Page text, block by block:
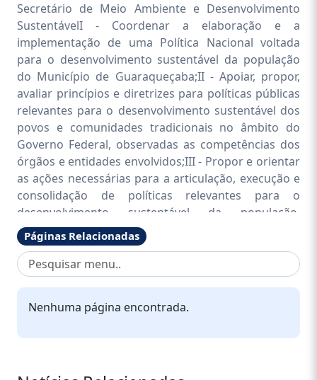
Secretário de Meio Ambiente e Desenvolvimento
SustentávelI - Coordenar a elaboração e a
implementação de uma Política Nacional voltada
para o desenvolvimento sustentável da população
do Município de Guaraqueçaba;II - Apoiar, propor,
avaliar princípios e diretrizes para políticas públicas
relevantes para o desenvolvimento sustentável dos
povos e comunidades tradicionais no âmbito do
Governo Federal, observadas as competências dos
órgãos e entidades envolvidos;III - Propor e orientar
as ações necessárias para a articulação, execução e
consolidação de políticas relevantes para o
desenvolvimento sustentável da população,
estimulando a descentralização da execução destas
ações e a participação da sociedade civil, com
especial atenção ao atendimento das situações que
exijam providências especiais ou de caráter
implementação, acompanhamento e avaliação de
políticas relevantes para o desenvolvimento
Páginas Relacionadas
Nenhuma página encontrada.